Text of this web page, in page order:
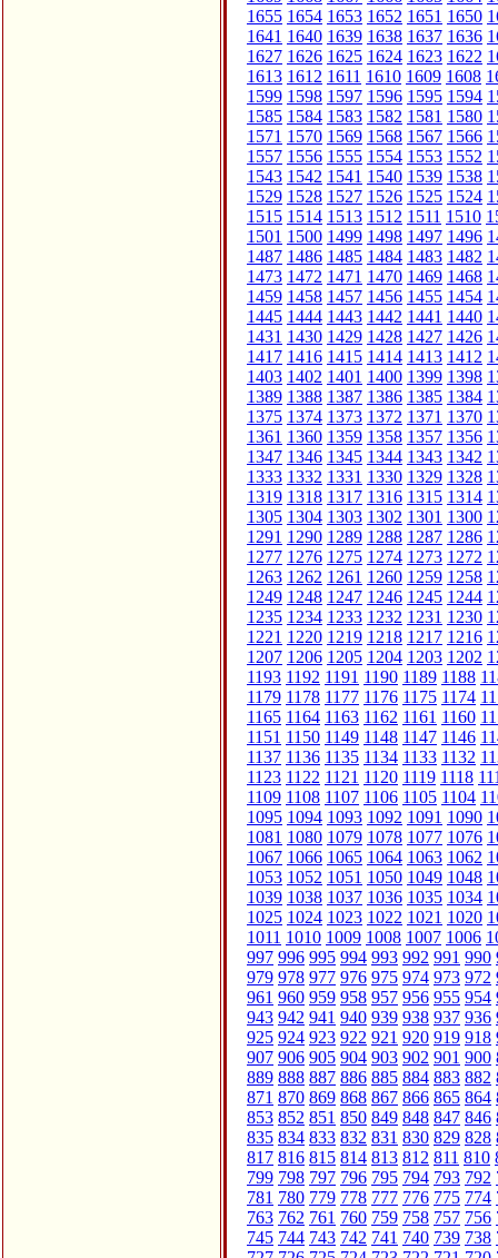
1655 1654 1653 1652 1651 1650
1641 1640 1639 1638 1637 1636
1627 1626 1625 1624 1623 1622
1613 1612 1611 1610 1609 1608
1599 1598 1597 1596 1595 1594
1585 1584 1583 1582 1581 1580
1571 1570 1569 1568 1567 1566
1557 1556 1555 1554 1553 1552
1543 1542 1541 1540 1539 1538
1529 1528 1527 1526 1525 1524
1515 1514 1513 1512 1511 1510
1501 1500 1499 1498 1497 1496
1487 1486 1485 1484 1483 1482
1473 1472 1471 1470 1469 1468
1459 1458 1457 1456 1455 1454
1445 1444 1443 1442 1441 1440
1431 1430 1429 1428 1427 1426
1417 1416 1415 1414 1413 1412
1403 1402 1401 1400 1399 1398
1389 1388 1387 1386 1385 1384
1375 1374 1373 1372 1371 1370
1361 1360 1359 1358 1357 1356
1347 1346 1345 1344 1343 1342
1333 1332 1331 1330 1329 1328
1319 1318 1317 1316 1315 1314
1305 1304 1303 1302 1301 1300
1291 1290 1289 1288 1287 1286
1277 1276 1275 1274 1273 1272
1263 1262 1261 1260 1259 1258
1249 1248 1247 1246 1245 1244
1235 1234 1233 1232 1231 1230
1221 1220 1219 1218 1217 1216
1207 1206 1205 1204 1203 1202
1193 1192 1191 1190 1189 1188
1179 1178 1177 1176 1175 1174
1165 1164 1163 1162 1161 1160
1151 1150 1149 1148 1147 1146
1137 1136 1135 1134 1133 1132
1123 1122 1121 1120 1119 1118
1109 1108 1107 1106 1105 1104
1095 1094 1093 1092 1091 1090
1081 1080 1079 1078 1077 1076
1067 1066 1065 1064 1063 1062
1053 1052 1051 1050 1049 1048
1039 1038 1037 1036 1035 1034
1025 1024 1023 1022 1021 1020
1011 1010 1009 1008 1007 1006
997 996 995 994 993 992 991 990
979 978 977 976 975 974 973 972
961 960 959 958 957 956 955 954
943 942 941 940 939 938 937 936
925 924 923 922 921 920 919 918
907 906 905 904 903 902 901 900
889 888 887 886 885 884 883 882
871 870 869 868 867 866 865 864
853 852 851 850 849 848 847 846
835 834 833 832 831 830 829 828
817 816 815 814 813 812 811 810
799 798 797 796 795 794 793 792
781 780 779 778 777 776 775 774
763 762 761 760 759 758 757 756
745 744 743 742 741 740 739 738